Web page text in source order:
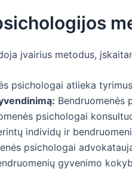
įvairius metodus,
psichologai atlieka
Bendruomenės
psichologai
individų ir
psichologai
gyvenimo